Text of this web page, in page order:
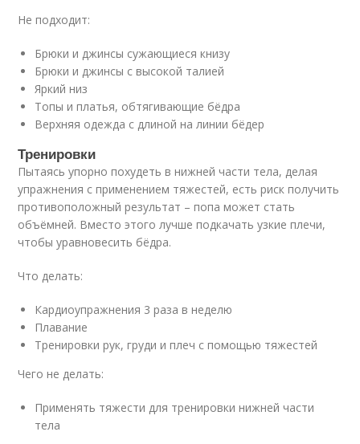
Не подходит:
Брюки и джинсы сужающиеся книзу
Брюки и джинсы с высокой талией
Яркий низ
Топы и платья, обтягивающие бёдра
Верхняя одежда с длиной на линии бёдер
Тренировки
Пытаясь упорно похудеть в нижней части тела, делая
упражнения с применением тяжестей, есть риск получить
противоположный результат – попа может стать
объёмней. Вместо этого лучше подкачать узкие плечи,
чтобы уравновесить бёдра.
Что делать:
Кардиоупражнения 3 раза в неделю
Плавание
Тренировки рук, груди и плеч с помощью тяжестей
Чего не делать:
Применять тяжести для тренировки нижней части
тела